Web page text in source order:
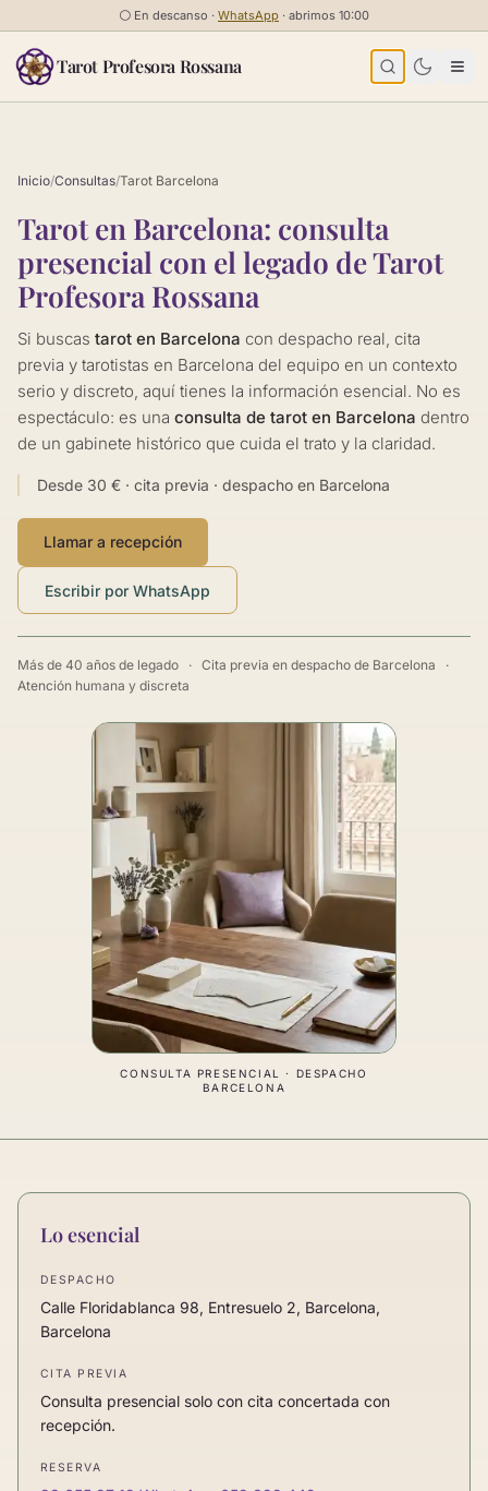
Saltar al contenido
⚪ En descanso · WhatsApp · abrimos 10:00
Tarot Profesora Rossana
Inicio/Consultas/Tarot Barcelona
Tarot en Barcelona: consulta
presencial con el legado de Tarot
Profesora Rossana
Si buscas tarot en Barcelona con despacho real, cita
previa y tarotistas en Barcelona del equipo en un contexto
serio y discreto, aquí tienes la información esencial. No es
espectáculo: es una consulta de tarot en Barcelona dentro
de un gabinete histórico que cuida el trato y la claridad.
Desde 30 € · cita previa · despacho en Barcelona
Llamar a recepción
Escribir por WhatsApp
Más de 40 años de legado · Cita previa en despacho de Barcelona
·
Atención humana y discreta
CONSULTA PRESENCIAL · DESPACHO
BARCELONA
Lo esencial
DESPACHO
Calle Floridablanca 98, Entresuelo 2, Barcelona,
Barcelona
CITA PREVIA
Consulta presencial solo con cita concertada con
recepción.
RESERVA